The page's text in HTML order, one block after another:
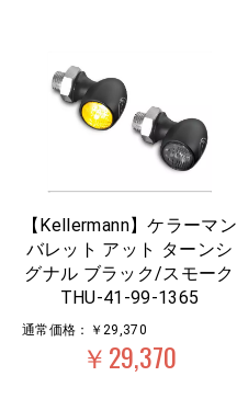
【Kellermann】ケラーマン
バレット アット ターンシ
グナル ブラック/スモーク
THU-41-99-1365
通常価格：￥29,370
￥29,370